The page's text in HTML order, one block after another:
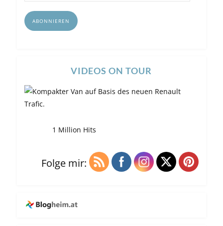
Adresse
ABONNIEREN
VIDEOS ON TOUR
1 Million Hits
Folge mir: